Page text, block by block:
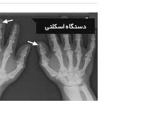
دستگاه اسکلتی